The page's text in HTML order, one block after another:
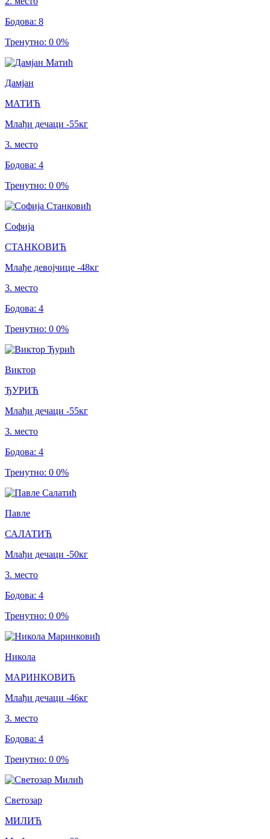
Бодова: 8
Тренутно: 0 0%
Дамјан
МАТИЋ
Млађи дечаци -55кг
3. место
Бодова: 4
Тренутно: 0 0%
Софија
СТАНКОВИЋ
Млађе девојчице -48кг
3. место
Бодова: 4
Тренутно: 0 0%
Виктор
ЂУРИЋ
Млађи дечаци -55кг
3. место
Бодова: 4
Тренутно: 0 0%
Павле
САЛАТИЋ
Млађи дечаци -50кг
3. место
Бодова: 4
Тренутно: 0 0%
Никола
МАРИНКОВИЋ
Млађи дечаци -46кг
3. место
Бодова: 4
Тренутно: 0 0%
Светозар
МИЛИЋ